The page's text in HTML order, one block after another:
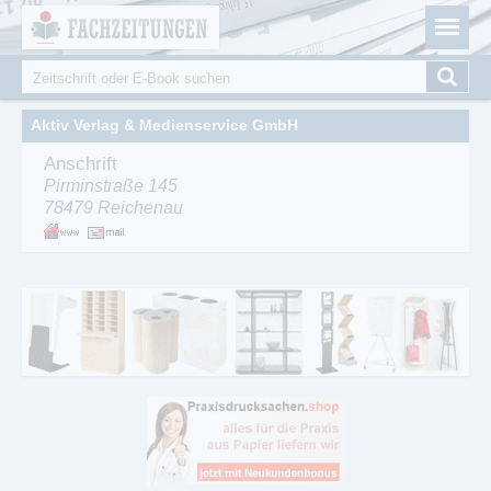
Fachzeitungen.de - Das unabhängige Portal für
Fachmagazine Fachpublikationen & eBooks
Suchformular
Suche
Aktiv Verlag & Medienservice GmbH
Anschrift
Pirminstraße 145
78479 Reichenau
Cookie-Einstellungen